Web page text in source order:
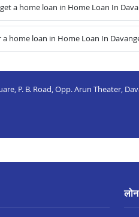
a home loan in Home Loan In
home loan in Home Loan In
P. B. Road, Opp. Arun Theater,